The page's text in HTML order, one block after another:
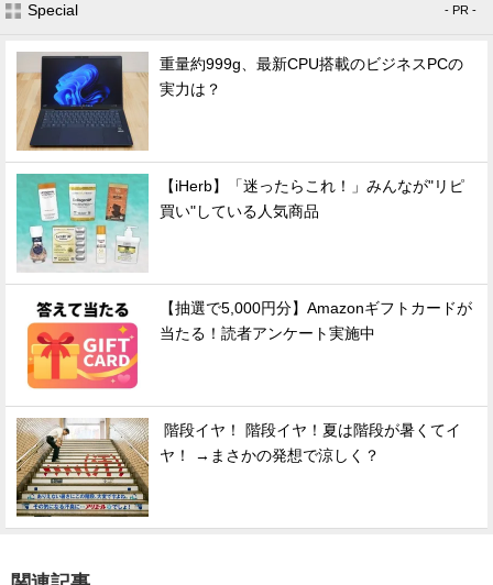
Special - PR -
重量約999g、最新CPU搭載のビジネスPCの
実力は？
【iHerb】「迷ったらこれ！」みんなが"リピ
買い"している人気商品
【抽選で5,000円分】Amazonギフトカードが
当たる！読者アンケート実施中
階段イヤ！ 階段イヤ！夏は階段が暑くてイ
ヤ！ →まさかの発想で涼しく？